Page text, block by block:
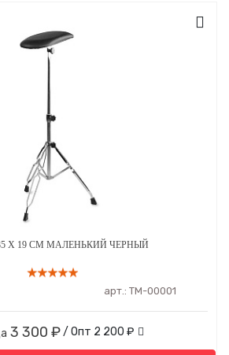
Х 19 СМ МАЛЕНЬКИЙ ЧЕРНЫЙ
арт.: ТМ-00001
3 300 ₽/ Опт 2 200 ₽